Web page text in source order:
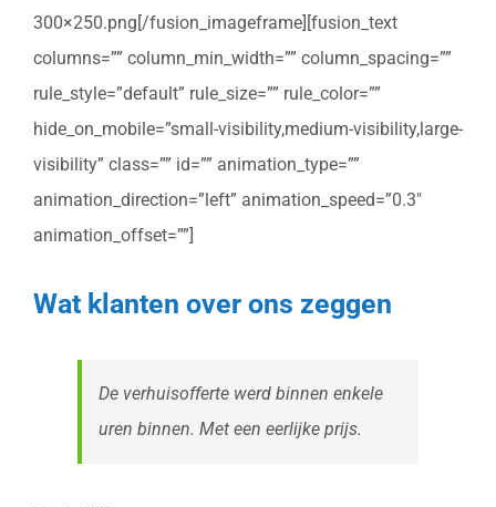
300×250.png[/fusion_imageframe][fusion_text
columns=”” column_min_width=”” column_spacing=””
rule_style=”default” rule_size=”” rule_color=””
hide_on_mobile=”small-visibility,medium-visibility,large-
visibility” class=”” id=”” animation_type=””
animation_direction=”left” animation_speed=”0.3″
animation_offset=””]
Wat klanten over ons zeggen
De verhuisofferte werd binnen enkele
uren binnen. Met een eerlijke prijs.